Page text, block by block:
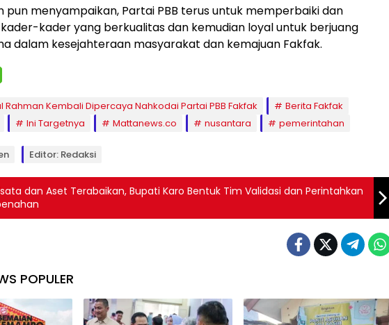
pun menyampaikan, Partai PBB terus untuk memperbaiki dan
kader yang berkualitas dan kemudian loyal untuk berjuang
dalam kesejahteraan masyarakat dan kemajuan Fakfak.
Rahman Kembali Dipercaya Nahkodai Partai PBB Fakfak
Berita Fakfak
Ini Targetnya Mattanews.co nusantara pemerintahan
Editor: Redaksi
dan Aset Terabaikan, Bupati Karo Bentuk Tim Validasi dan Perintahkan
POPULER